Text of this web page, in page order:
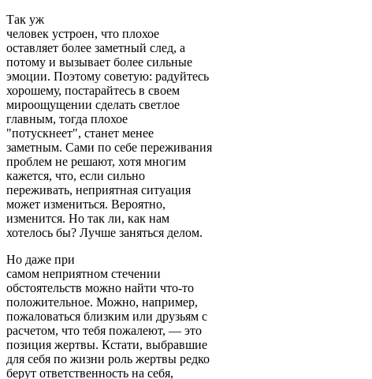
Так уж
человек устроен, что плохое
оставляет более заметный след, а
потому и вызывает более сильные
эмоции. Поэтому советую: радуйтесь
хорошему, постарайтесь в своем
мироощущении сделать светлое
главным, тогда плохое
"потускнеет", станет менее
заметным. Сами по себе переживания
проблем не решают, хотя многим
кажется, что, если сильно
переживать, неприятная ситуация
может измениться. Вероятно,
изменится. Но так ли, как нам
хотелось бы? Лучше заняться делом.
Но даже при
самом неприятном стечении
обстоятельств можно найти что-то
положительное. Можно, например,
пожаловаться близким или друзьям с
расчетом, что тебя пожалеют, — это
позиция жертвы. Кстати, выбравшие
для себя по жизни роль жертвы редко
берут ответственность на себя,